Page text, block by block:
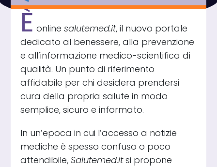
È onlinesalutemed.it, il nuovo portale
dedicato al benessere, alla prevenzione
e all’informazione medico-scientifica di
qualità. Un punto di riferimento
affidabile per chi desidera prendersi
cura della propria salute in modo
semplice, sicuro e informato.
In un’epoca in cui l’accesso a notizie
mediche è spesso confuso o poco
attendibile,Salutemed.itsi propone